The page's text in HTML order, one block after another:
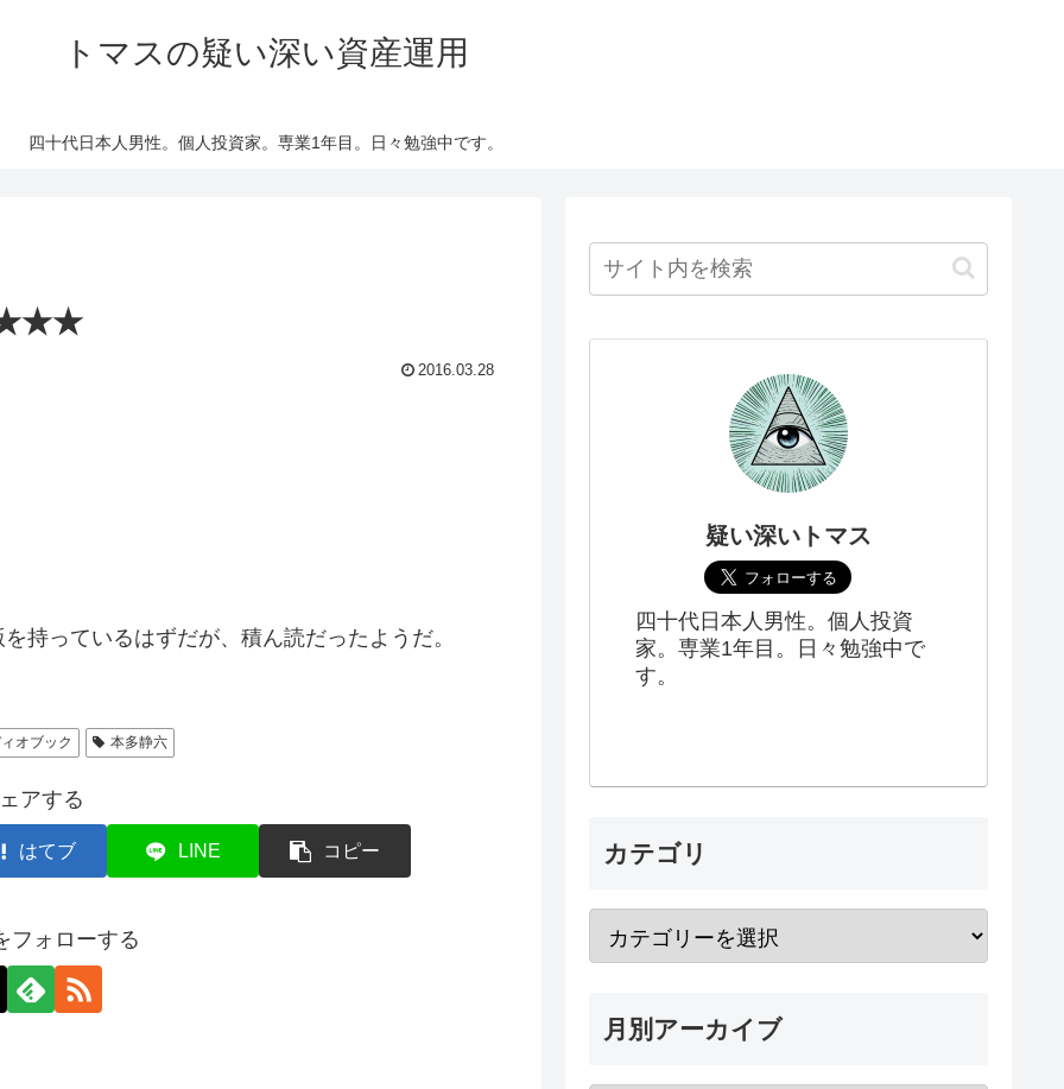
トマスの疑い深い資産運用
四十代日本人男性。個人投資家。専業1年目。日々勉強中です。
★★★
2016.03.28
っているはずだが、積ん読だったようだ。
オブック 本多静六
アする
はてブ LINE コピー
フォローする
疑い深いトマス
四十代日本人男性。個人投資
家。専業1年目。日々勉強中で
す。
カテゴリ
月別アーカイブ